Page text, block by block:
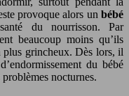
provoque alors un bébé
du nourrisson. Par
beaucoup moins qu’ils
plus grincheux. Dès lors, il
du bébé
nocturnes.